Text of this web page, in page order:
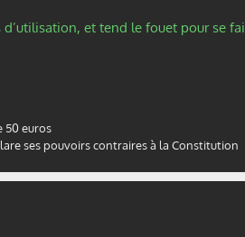
et tend le fouet pour se
50 euros
ses pouvoirs contraires à la Constitution